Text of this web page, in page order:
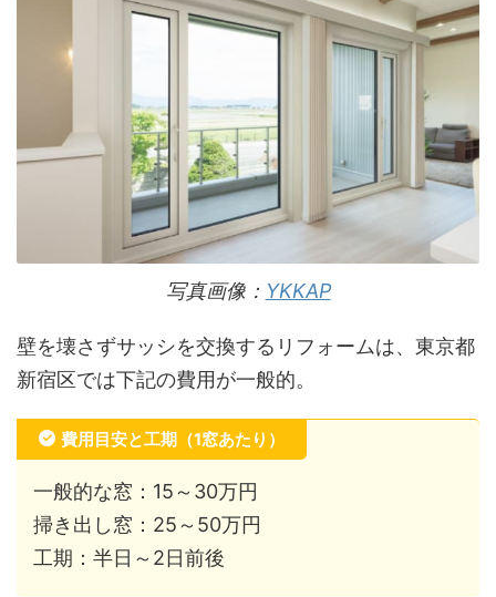
写真画像： YKKAP
壁を壊さずサッシを交換するリフォームは、東京都
新宿区では下記の費用が一般的。
費用目安と工期（1窓あたり）
一般的な窓：15～30万円
掃き出し窓：25～50万円
工期：半日～2日前後